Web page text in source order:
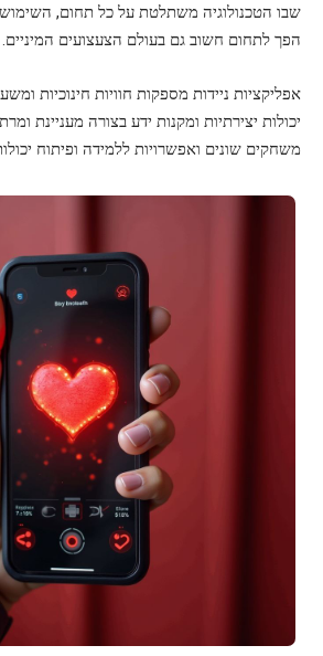
שבו הטכנולוגיה משתלטת על כל תחום, השימוש
הפך לתחום חשוב גם בעולם הצעצועים המיניים.
אפליקציות ניידות מספקות חוויות חינוכיות
יכולות יצירתיות ומקנות ידע בצורה מעניינת
משחקים שונים ואפשרויות ללמידה ופיתוח